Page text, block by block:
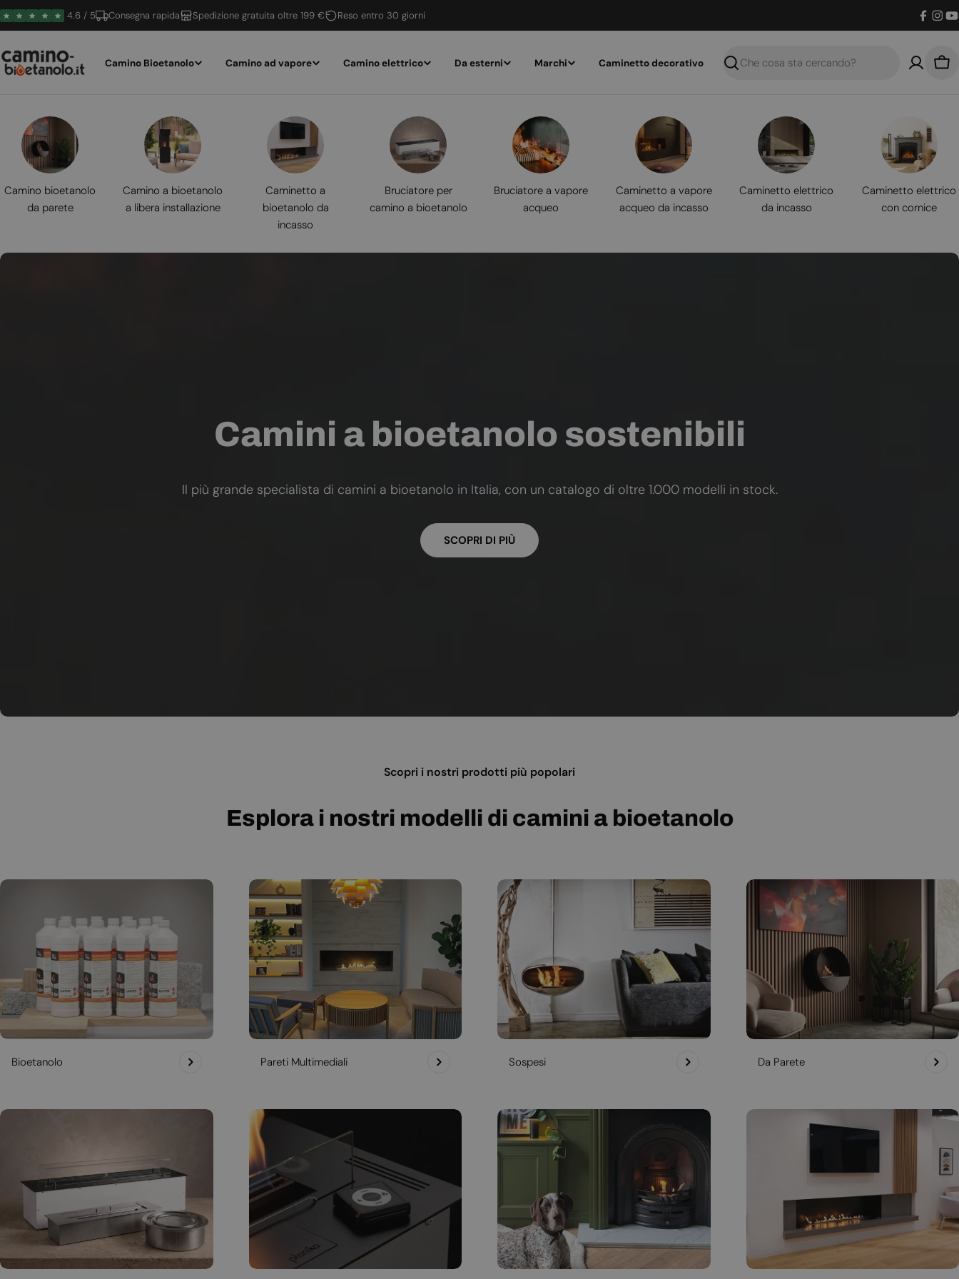
Vai
al
4.6 / 5 Consegna rapida Spedizione gratuita oltre 199 € Reso entro 30 giorni
Camino Bioetanolo Camino ad vapore Camino elettrico Da esterni Marchi Caminetto decorativo
Ricerca
Camino bioetanolo
da parete
Camino a bioetanolo
a libera installazione
Caminetto a
bioetanolo da
incasso
Bruciatore per
camino a bioetanolo
Bruciatore a vapore
acqueo
Caminetto a vapore
acqueo da incasso
Caminetto elettrico
da incasso
Caminetto elettrico
con cornice
Camini a bioetanolo sostenibili
Il più grande specialista di camini a bioetanolo in Italia, con un catalogo di oltre 1.000 modelli in stock.
SCOPRI DI PIÙ
Scopri i nostri prodotti più popolari
Esplora i nostri modelli di camini a bioetanolo
Bioetanolo Pareti Multimediali Sospesi Da Parete